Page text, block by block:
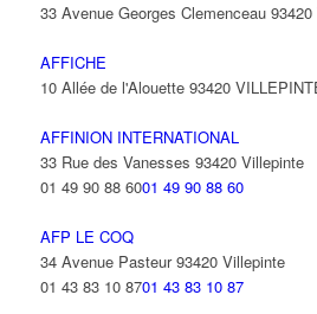
33 Avenue Georges Clemenceau
AFFICHE
10 Allée de l'Alouette 93420
AFFINION INTERNATIONAL
33 Rue des Vanesses 93420 Villepinte
01 49 90 88 6001 49 90 88 60
AFP LE COQ
34 Avenue Pasteur 93420 Villepinte
01 43 83 10 8701 43 83 10 87